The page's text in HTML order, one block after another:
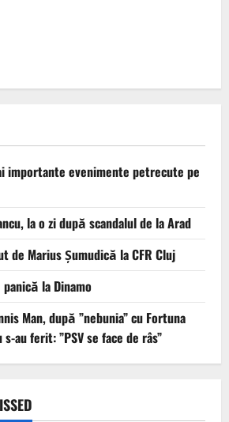
importante evenimente petrecute pe
la o zi după scandalul de la Arad
de Marius Șumudică la CFR Cluj
la Dinamo
Man, după ”nebunia” cu Fortuna
au ferit: ”PSV se face de râs”